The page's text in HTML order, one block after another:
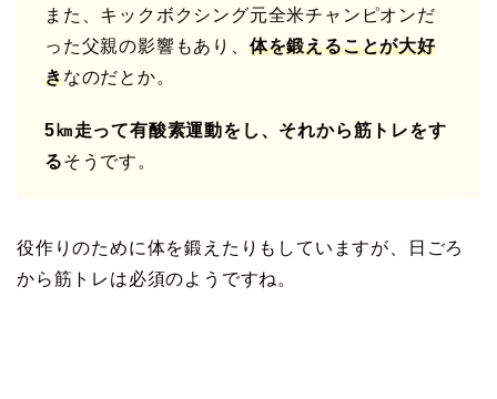
また、キックボクシング元全米チャンピオンだ
った父親の影響もあり、 体を鍛えることが大好
きなのだとか。
5㎞走って有酸素運動をし、それから筋トレをす
るそうです。
役作りのために体を鍛えたりもしていますが、日ごろ
から筋トレは必須のようですね。